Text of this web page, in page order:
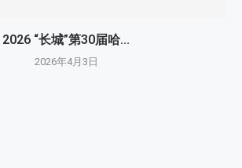
2026 “长城”第30届哈...
2026年4月3日